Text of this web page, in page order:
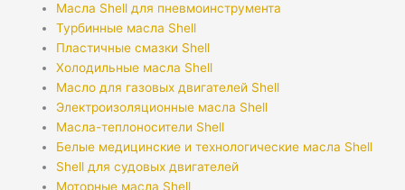
Масла Shell для пневмоинструмента
Турбинные масла Shell
Пластичные смазки Shell
Холодильные масла Shell
Масло для газовых двигателей Shell
Электроизоляционные масла Shell
Масла-теплоносители Shell
Белые медицинские и технологические масла Shell
Shell для судовых двигателей
Моторные масла Shell